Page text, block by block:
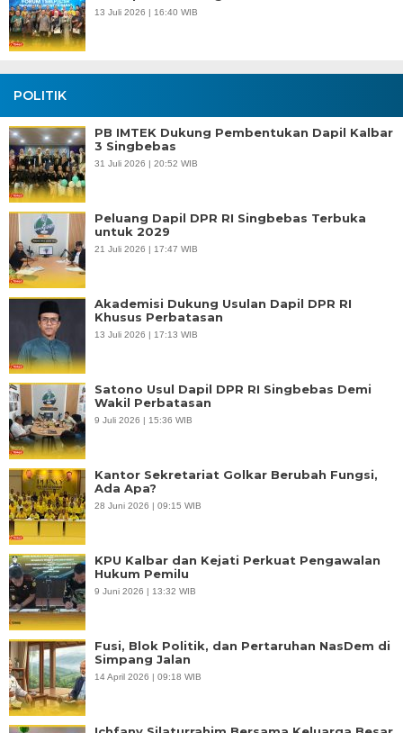
13 Juli 2026 | 16:40 WIB
POLITIK
PB IMTEK Dukung Pembentukan Dapil Kalbar
3 Singbebas
31 Juli 2026 | 20:52 WIB
Peluang Dapil DPR RI Singbebas Terbuka
untuk 2029
21 Juli 2026 | 17:47 WIB
Akademisi Dukung Usulan Dapil DPR RI
Khusus Perbatasan
13 Juli 2026 | 17:13 WIB
Satono Usul Dapil DPR RI Singbebas Demi
Wakil Perbatasan
9 Juli 2026 | 15:36 WIB
Kantor Sekretariat Golkar Berubah Fungsi,
Ada Apa?
28 Juni 2026 | 09:15 WIB
KPU Kalbar dan Kejati Perkuat Pengawalan
Hukum Pemilu
9 Juni 2026 | 13:32 WIB
Fusi, Blok Politik, dan Pertaruhan NasDem di
Simpang Jalan
14 April 2026 | 09:18 WIB